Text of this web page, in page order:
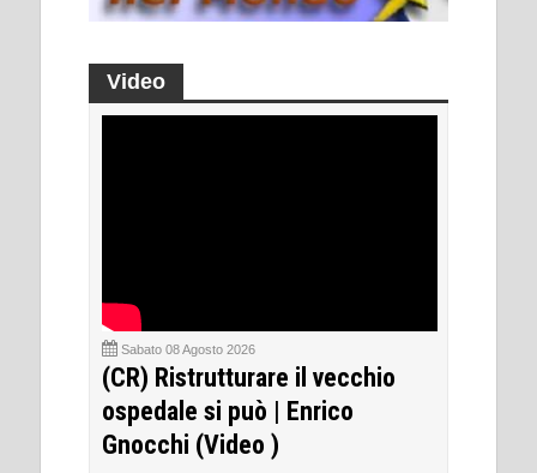
Video
Sabato 08 Agosto 2026
(CR) Ristrutturare il vecchio
ospedale si può | Enrico
Gnocchi (Video )